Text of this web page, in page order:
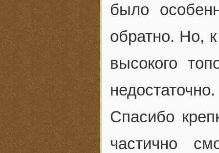
было
обратно. Но,
высокого
недостаточно.
Спасибо
частично